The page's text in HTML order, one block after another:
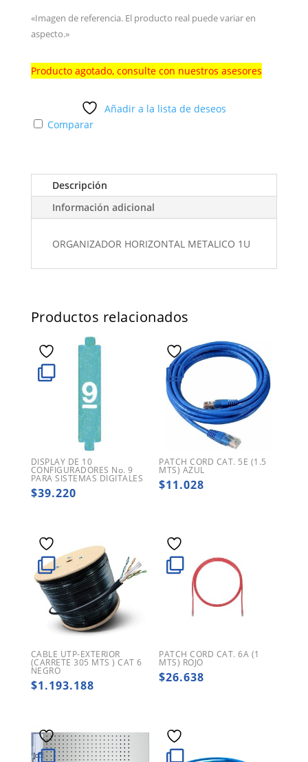
«Imagen de referencia. El producto real puede variar en
aspecto.»
Producto agotado, consulte con nuestros asesores
Añadir a la lista de deseos
Comparar
Descripción
Información adicional
ORGANIZADOR HORIZONTAL METALICO 1U
Productos relacionados
DISPLAY DE 10
CONFIGURADORES No. 9
PARA SISTEMAS DIGITALES
$39.220
PATCH CORD CAT. 5E (1.5
MTS) AZUL
$11.028
CABLE UTP-EXTERIOR
(CARRETE 305 MTS ) CAT 6
NEGRO
$1.193.188
PATCH CORD CAT. 6A (1
MTS) ROJO
$26.638